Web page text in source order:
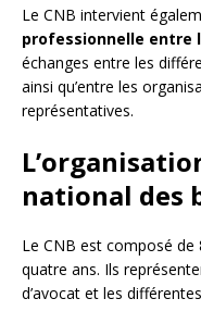
Le CNB intervient
professionnelle entre
échanges entre les
ainsi qu’entre les
représentatives.
national des
Le CNB est composé
quatre ans. Ils
d’avocat et les